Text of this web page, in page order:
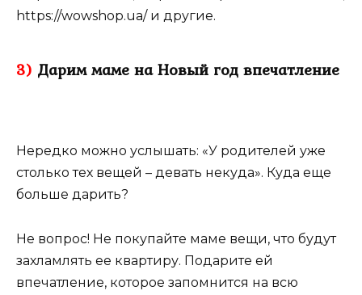
https://wowshop.ua/ и другие.
3) Дарим маме на Новый год впечатление
Нередко можно услышать: «У родителей уже
столько тех вещей – девать некуда». Куда еще
больше дарить?
Не вопрос! Не покупайте маме вещи, что будут
захламлять ее квартиру. Подарите ей
впечатление, которое запомнится на всю